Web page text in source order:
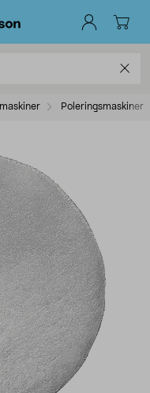
Poleringsmaskiner